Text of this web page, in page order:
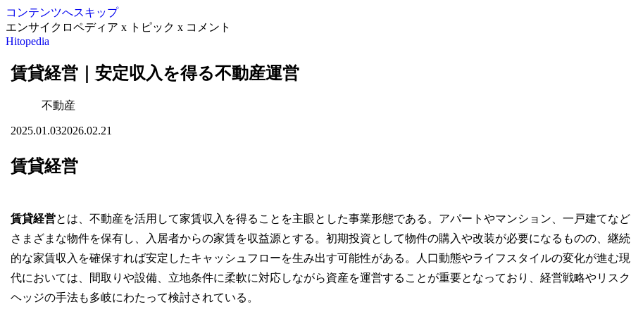
コンテンツへスキップ
エンサイクロペディア x トピック x コメント
Hitopedia
賃貸経営｜安定収入を得る不動産運営
不動産
2025.01.032026.02.21
賃貸経営
賃貸経営とは、不動産を活用して家賃収入を得ることを主眼とした事業形態である。アパートやマンション、一戸建てなど
さまざまな物件を保有し、入居者からの家賃を収益源とする。初期投資として物件の購入や改装が必要になるものの、継続
的な家賃収入を確保すれば安定したキャッシュフローを生み出す可能性がある。人口動態やライフスタイルの変化が進む現
代においては、間取りや設備、立地条件に柔軟に対応しながら資産を運営することが重要となっており、経営戦略やリスク
ヘッジの手法も多岐にわたって検討されている。